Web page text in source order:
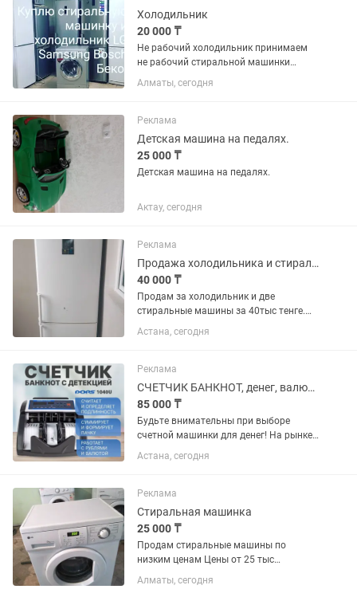
Холодильник
20 000 ₸
Не рабочий холодильник принимаем
не рабочий стиральной машинки
принимаем
Алматы, сегодня
Реклама
Детская машина на педалях.
25 000 ₸
Детская машина на педалях.
Актау, сегодня
Реклама
Продажа холодильника и стиральные машинки
40 000 ₸
Продам за холодильник и две
стиральные машины за 40тыс тенге.
Самовывоз
Астана, сегодня
Реклама
СЧЕТЧИК БАНКНОТ, денег, валют Дорс, Магнер, Астана (Нур-Султан)
85 000 ₸
Будьте внимательны при выборе
счетной машинки для денег! На рынке
сейчас много "дешевой" китайской
продукции, так сказать «ноунейм» (без
своего...
Астана, сегодня
Реклама
Стиральная машинка
25 000 ₸
Продам стиральные машины по
низким ценам Цены от 25 тыс
Доставка и установка бесплатно
Алматы, сегодня